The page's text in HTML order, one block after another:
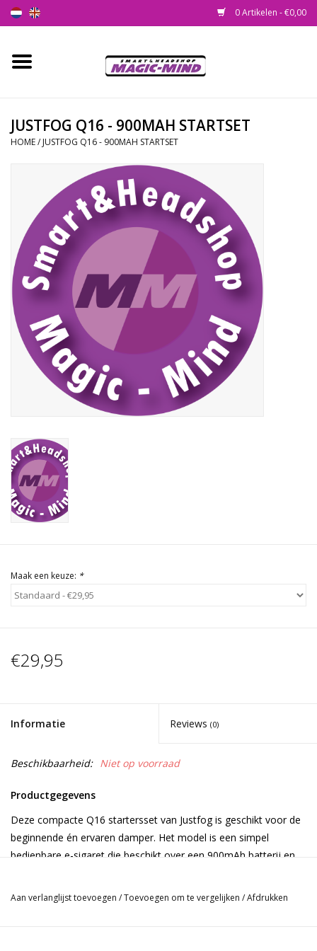
0 Artikelen - €0,00
Home
Smartshop
SEEDSHOP
Health Supplies
Psychedelic
Rituals & Wierook
JUSTFOG Q16 - 900MAH STARTSET
HOME/ JUSTFOG Q16 - 900MAH STARTSET
Maak een keuze: *
€29,95
Informatie Reviews (0)
Beschikbaarheid: Niet op voorraad
Productgegevens
Deze compacte Q16 startersset van Justfog is geschikt voor de
beginnende én ervaren damper. Het model is een simpel
bedienbare e-sigaret die beschikt over een 900mAh batterij en
Justfog Q16 clearomizer:
Aan verlanglijst toevoegen /Toevoegen om te vergelijken /Afdrukken